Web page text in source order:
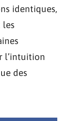
identiques,
les
l’intuition
des